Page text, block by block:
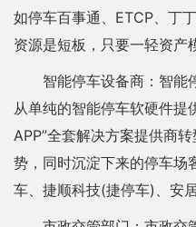
如停车百事通、ETCP、丁
资源是短板，只要一轻资产
智能停车设备商：智能
从单纯的智能停车软硬件提
APP”全套解决方案提供商
势，同时沉淀下来的停车场
车、捷顺科技(捷停车)、安